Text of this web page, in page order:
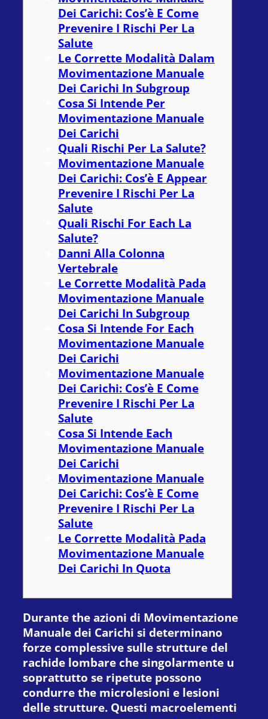
Dei Carichi: Cos’è E Come
Prevenire I Rischi Per La
Salute
Le Corrette Modalità Dalam
Movimentazione Manuale
Dei Carichi In Subgroup
Cosa Si Intende Per
Movimentazione Manuale
Dei Carichi
Quali Rischi Per La Salute?
Movimentazione Manuale
Dei Carichi: Cos’è E Appear
Prevenire I Rischi Per La
Salute
Quali Rischi For Each La
Salute?
Danni Alla Colonna
Vertebrale
Le Corrette Modalità Pada
Movimentazione Manuale
Dei Carichi In Subgroup
Cosa Si Intende For Each
Movimentazione Manuale
Dei Carichi
Movimentazione Manuale
Dei Carichi: Cos’è E Come
Prevenire I Rischi Per La
Salute
Cosa Si Intende Each
Movimentazione Manuale
Dei Carichi
Movimentazione Manuale
Dei Carichi: Cos’è E Come
Prevenire I Rischi Per La
Salute
Le Corrette Modalità Pada
Movimentazione Manuale
Dei Carichi In Quota
Durante the azioni di Movimentazione
Manuale dei Carichi si determinano
forze complessive sulle strutture del
rachide lombare che singolarmente u
soprattutto se ripetute possono
condurre the microlesioni e lesioni
delle strutture. Questi macroelementi